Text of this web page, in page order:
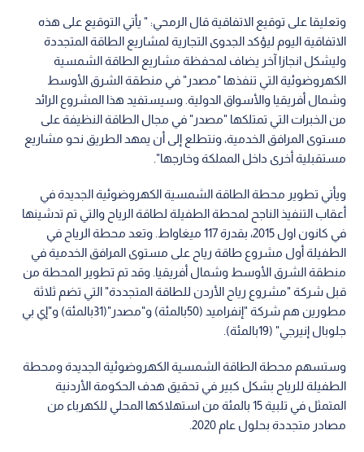
وتعليقا على توقيع الاتفاقية قال الرمحي: " يأتي التوقيع على هذه
الاتفاقية اليوم ليؤكد الجدوى التجارية لمشاريع الطاقة المتجددة
وليشكل انجازا آخر يضاف لمحفظة مشاريع الطاقة الشمسية
الكهروضوئية التي تنفذها "مصدر" في منطقة الشرق الأوسط
وشمال أفريقيا والأسواق الدولية. وسيستفيد هذا المشروع الرائد
من الخبرات التي تمتلكها "مصدر" في مجال الطاقة النظيفة على
مستوى المرافق الخدمية، ونتطلع إلى أن يمهد الطريق نحو مشاريع
مستقبلية أخرى داخل المملكة وخارجها".
ويأتي تطوير محطة الطاقة الشمسية الكهروضوئية الجديدة في
أعقاب التنفيذ الناجح لمحطة الطفيلة لطاقة الرياح والتي تم تدشينها
في كانون اول 2015، بقدرة 117 ميغاواط. وتعد محطة الرياح في
الطفيلة أول مشروع طاقة رياح على مستوى المرافق الخدمية في
منطقة الشرق الأوسط وشمال أفريقيا. وقد تم تطوير المحطة من
قبل شركة "مشروع رياح الأردن للطاقة المتجددة" التي تضم ثلاثة
مطورين هم شركة "إنفراميد (50بالمئة) و"مصدر"(31بالمئة) و"إي بي
جلوبال إنيرجي" (19بالمئة).
وستسهم محطة الطاقة الشمسية الكهروضوئية الجديدة ومحطة
الطفيلة للرياح بشكل كبير في تحقيق هدف الحكومة الأردنية
المتمثل في تلبية 15 بالمئة من استهلاكها المحلي للكهرباء من
مصادر متجددة بحلول عام 2020.